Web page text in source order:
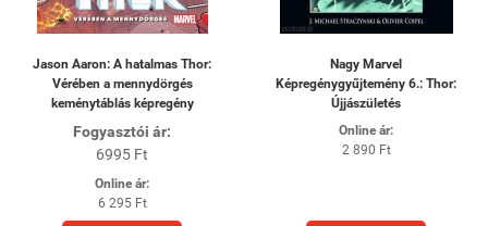
Jason Aaron: A hatalmas Thor:
Vérében a mennydörgés
keménytáblás képregény
Fogyasztói ár:
6995 Ft
Online ár:
6 295 Ft
Nagy Marvel
Képregénygyűjtemény 6.: Thor:
Újjászületés
Online ár:
2 890 Ft